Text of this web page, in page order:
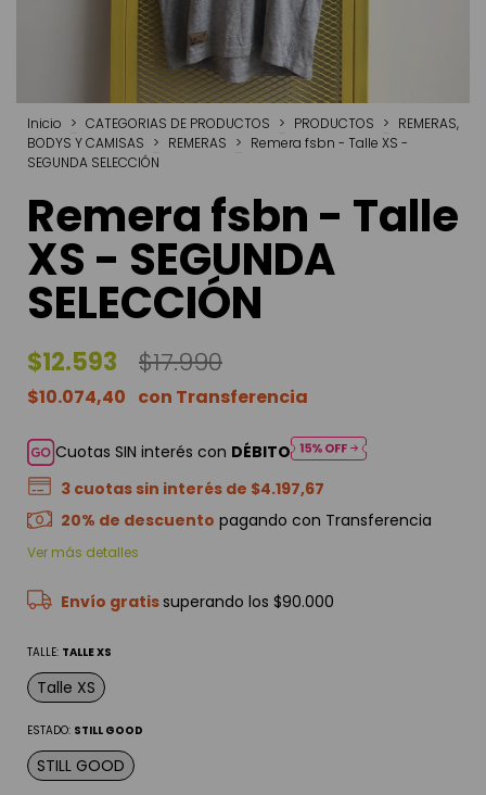
Inicio > CATEGORIAS DE PRODUCTOS > PRODUCTOS > REMERAS,
BODYS Y CAMISAS > REMERAS > Remera fsbn - Talle XS -
SEGUNDA SELECCIÓN
Remera fsbn - Talle
XS - SEGUNDA
SELECCIÓN
$12.593 $17.990
$10.074,40
Cuotas SIN interés con DÉBITO
3 cuotas sin interés de $4.197,67
20% de descuento pagando con Transferencia
Ver más detalles
Envío gratissuperando los$90.000
TALLE: TALLE XS
Talle XS
ESTADO: STILL GOOD
STILL GOOD